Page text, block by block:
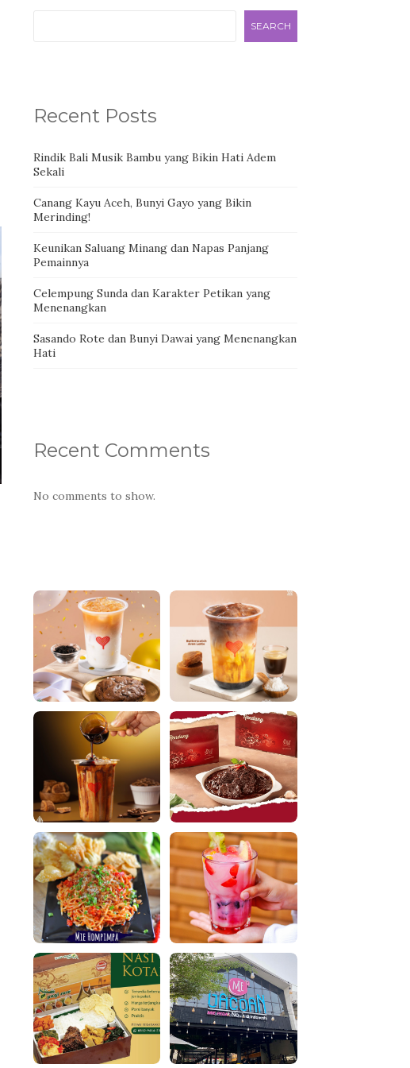
SEARCH
Recent Posts
Rindik Bali Musik Bambu yang Bikin Hati Adem
Sekali
Canang Kayu Aceh, Bunyi Gayo yang Bikin
Merinding!
Keunikan Saluang Minang dan Napas Panjang
Pemainnya
Celempung Sunda dan Karakter Petikan yang
Menenangkan
Sasando Rote dan Bunyi Dawai yang Menenangkan
Hati
Recent Comments
No comments to show.